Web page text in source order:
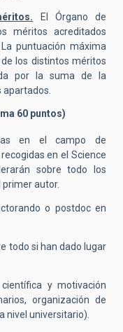
El Órgano de
méritos acreditados
puntuación máxima
los distintos méritos
por la suma de la
60 puntos)
en el campo de
en el Science
sobre todo los
autor.
o postdoc en
todo si han dado lugar
y motivación
organización de
nivel universitario).